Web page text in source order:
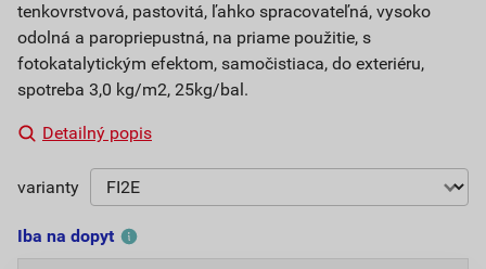
tenkovrstvová, pastovitá, ľahko spracovateľná, vysoko
odolná a paropriepustná, na priame použitie, s
fotokatalytickým efektom, samočistiaca, do exteriéru,
spotreba 3,0 kg/m2, 25kg/bal.
Detailný popis
varianty
Iba na dopyt